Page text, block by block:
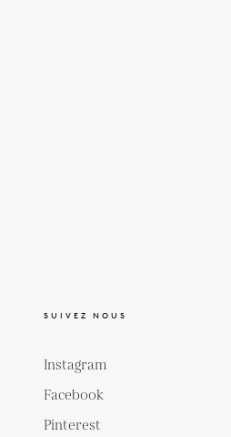
SUIVEZ NOUS
Instagram
Facebook
Pinterest